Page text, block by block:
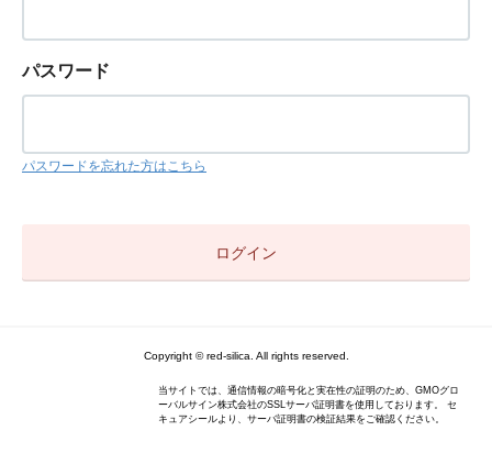
パスワード
パスワードを忘れた方はこちら
Copyright © red-silica. All rights reserved.
当サイトでは、通信情報の暗号化と実在性の証明のため、GMOグロ
ーバルサイン株式会社のSSLサーバ証明書を使用しております。 セ
キュアシールより、サーバ証明書の検証結果をご確認ください。